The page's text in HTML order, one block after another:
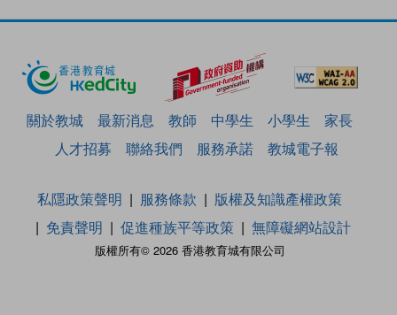
關於教城 最新消息 教師 中學生 小學生
家長
人才招募
聯絡我們 服務承諾 教城電子報
版權所有© 2026 香港教育城有限公司
私隱政策聲明 服務條款
版權及知識產權政策
免責聲明
促進種族平等政策 無障礙網站設計